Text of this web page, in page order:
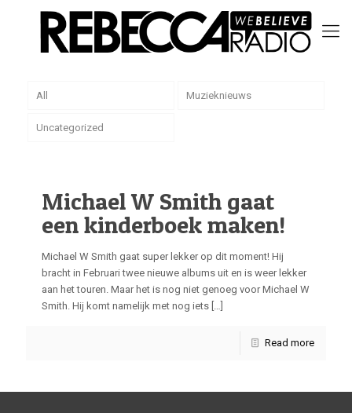
All Muzieknieuws
Uncategorized
Michael W Smith gaat
een kinderboek maken!
Michael W Smith gaat super lekker op dit moment! Hij
bracht in Februari twee nieuwe albums uit en is weer lekker
aan het touren. Maar het is nog niet genoeg voor Michael W
Smith. Hij komt namelijk met nog iets […]
Read more